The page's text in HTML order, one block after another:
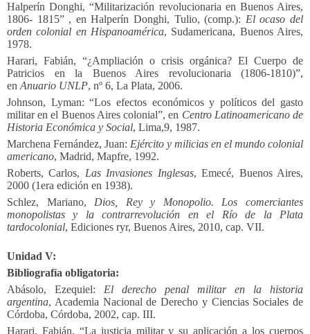
Halperín Donghi, “Militarización revolucionaria en Buenos Aires,
1806- 1815” , en Halperín Donghi, Tulio, (comp.): El ocaso del
orden colonial en Hispanoamérica, Sudamericana, Buenos Aires,
1978.
Harari, Fabián, “¿Ampliación o crisis orgánica? El Cuerpo de
Patricios en la Buenos Aires revolucionaria (1806-1810)”,
en Anuario UNLP, nº 6, La Plata, 2006.
Johnson, Lyman: “Los efectos económicos y políticos del gasto
militar en el Buenos Aires colonial”, en Centro Latinoamericano de
Historia Económica y Social, Lima,9, 1987.
Marchena Fernández, Juan: Ejército y milicias en el mundo colonial
americano, Madrid, Mapfre, 1992.
Roberts, Carlos, Las Invasiones Inglesas, Emecé, Buenos Aires,
2000 (1era edición en 1938).
Schlez, Mariano, Dios, Rey y Monopolio. Los comerciantes
monopolistas y la contrarrevolución en el Río de la Plata
tardocolonial, Ediciones ryr, Buenos Aires, 2010, cap. VII.
Unidad V:
Bibliografía obligatoria:
Abásolo, Ezequiel: El derecho penal militar en la historia
argentina, Academia Nacional de Derecho y Ciencias Sociales de
Córdoba, Córdoba, 2002, cap. III.
Harari, Fabián, “La justicia militar y su aplicación a los cuerpos